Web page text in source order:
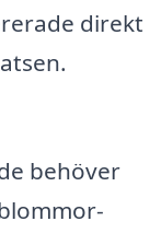
direkt
behöver